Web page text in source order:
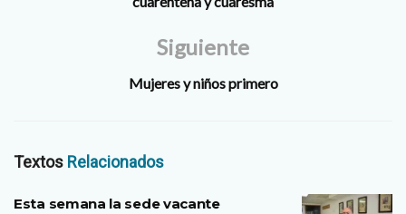
Siguiente
Mujeres y niños primero
Textos Relacionados
Esta semana la sede vacante